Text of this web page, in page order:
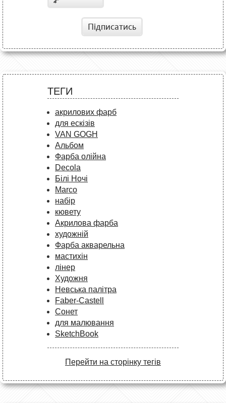
Підписатись
ТЕГИ
акрилових фарб
для ескізів
VAN GOGH
Альбом
Фарба олійна
Decola
Білі Ночі
Marco
набір
кювету
Акрилова фарба
художній
Фарба акварельна
мастихін
лінер
Художня
Невська палітра
Faber-Castell
Сонет
для малювання
SketchBook
Перейти на сторінку тегів